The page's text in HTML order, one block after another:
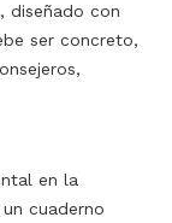
diseñado con
ser concreto,
en la
cuaderno